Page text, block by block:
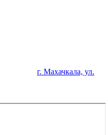
г. Махачкала, ул.